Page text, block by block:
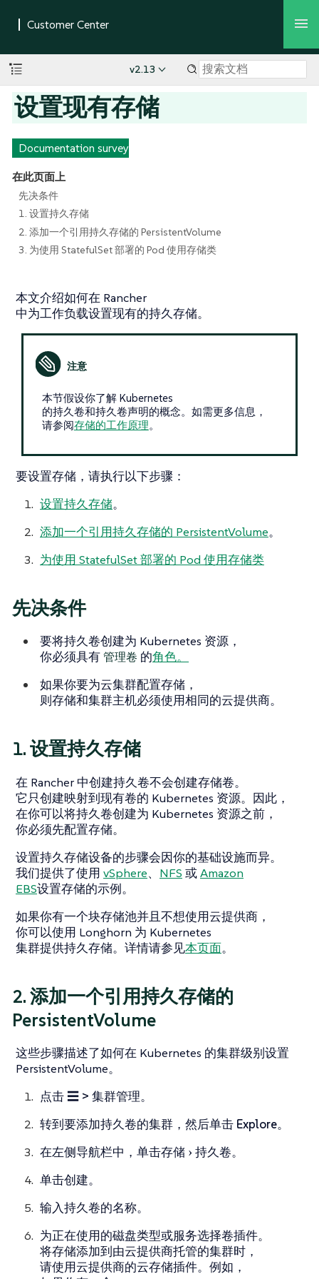
v2.13
设置现有存储
Documentation survey
在此页面上
先决条件
1. 设置持久存储
2. 添加一个引用持久存储的 PersistentVolume
3. 为使用 StatefulSet 部署的 Pod 使用存储类
本文介绍如何在 Rancher
中为工作负载设置现有的持久存储。
本节假设你了解 Kubernetes
的持久卷和持久卷声明的概念。如需更多信息，
请参阅存储的工作原理。
要设置存储，请执行以下步骤：
设置持久存储。
添加一个引用持久存储的 PersistentVolume。
为使用 StatefulSet 部署的 Pod 使用存储类
先决条件
要将持久卷创建为 Kubernetes 资源，
你必须具有管理卷 的角色。
如果你要为云集群配置存储，
则存储和集群主机必须使用相同的云提供商。
1. 设置持久存储
在 Rancher 中创建持久卷不会创建存储卷。
它只创建映射到现有卷的 Kubernetes 资源。因此，
在你可以将持久卷创建为 Kubernetes 资源之前，
你必须先配置存储。
设置持久存储设备的步骤会因你的基础设施而异。
我们提供了使用 vSphere、 NFS 或Amazon
EBS设置存储的示例。
如果你有一个块存储池并且不想使用云提供商，
你可以使用 Longhorn 为 Kubernetes
集群提供持久存储。详情请参见本页面。
2. 添加一个引用持久存储的
PersistentVolume
这些步骤描述了如何在 Kubernetes 的集群级别设置
PersistentVolume。
点击 ☰ > 集群管理。
转到要添加持久卷的集群，然后单击 Explore。
在左侧导航栏中，单击存储 持久卷。
单击创建。
输入持久卷的名称。
为正在使用的磁盘类型或服务选择卷插件。
将存储添加到由云提供商托管的集群时，
请使用云提供商的云存储插件。例如，